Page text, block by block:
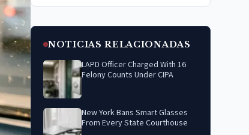
NOTICIAS RELACIONADAS
LAPD Officer Charged With 16
Felony Counts Under CIPA
New York Bans Smart Glasses
From Every State Courthouse